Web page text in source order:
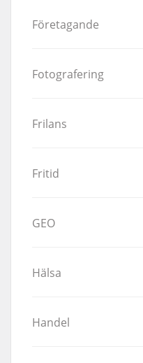
Företagande
Fotografering
Frilans
Fritid
GEO
Hälsa
Handel